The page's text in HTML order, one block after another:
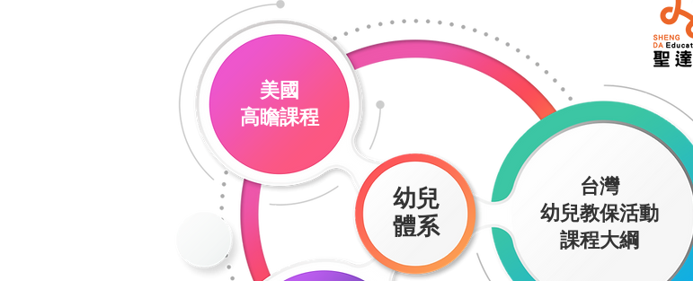
美國
​高瞻課程
台灣
幼兒教保活動
​課程大綱
幼兒
體系